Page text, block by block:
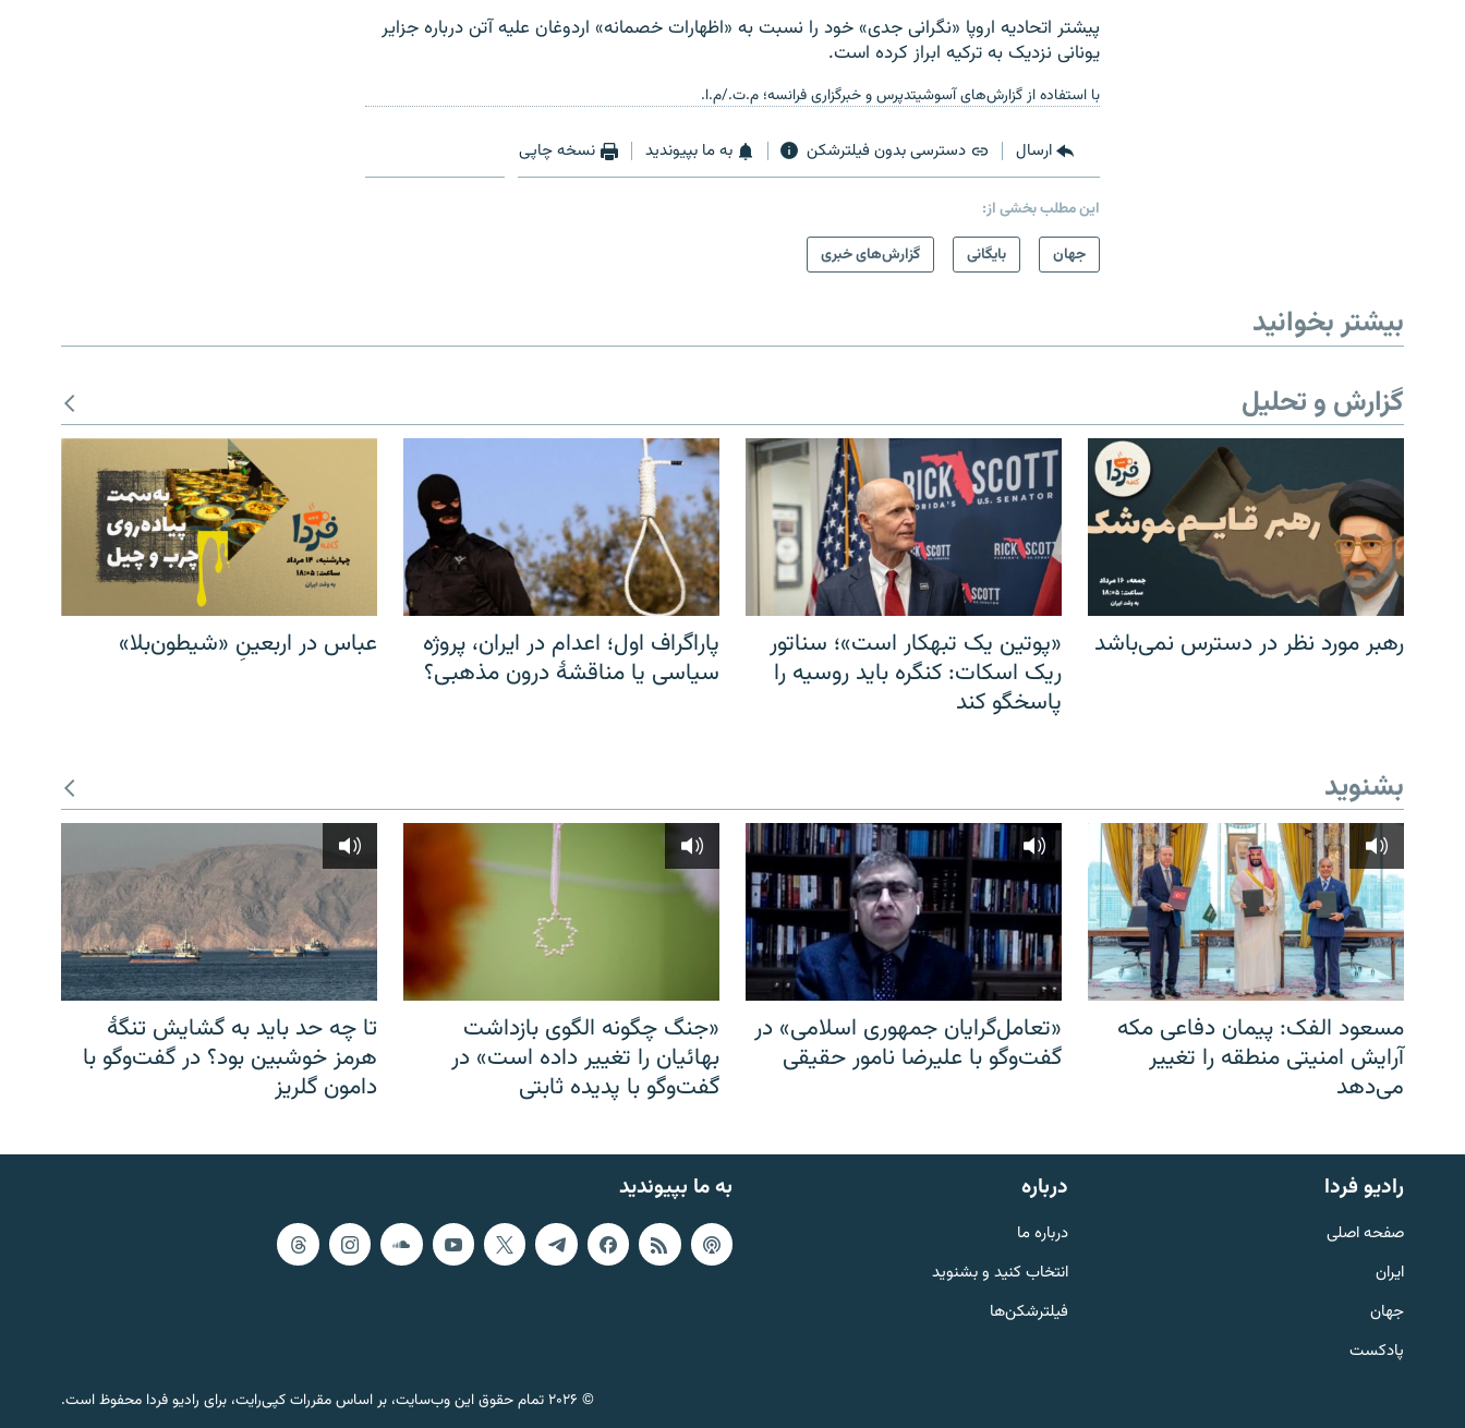
English
به ما بپیوندید
پیشتر اتحادیه اروپا «نگرانی جدی» خود را نسبت به «اظهارات خصمانه» اردوغان علیه آتن درباره جزایر
یونانی نزدیک به ترکیه ابراز کرده است.
با استفاده از گزارش‌های آسوشیتدپرس و خبرگزاری فرانسه؛ م.ت./م.ا.
ارسال دسترسی بدون فیلترشکن به ما بپیوندید نسخه چاپی
این مطلب بخشی از:
جهان
بایگانی گزارش‌های خبری
بیشتر بخوانید
گزارش و تحلیل
رهبر مورد نظر در دسترس نمی‌باشد
«پوتین یک تبهکار است»؛ سناتور
ریک اسکات: کنگره باید روسیه را
پاسخگو کند
پاراگراف اول؛ اعدام در ایران، پروژه
سیاسی یا مناقشهٔ درون مذهبی؟
عباس در اربعینِ «شیطون‌بلا»
بشنوید
مسعود الفک: پیمان دفاعی مکه
آرایش امنیتی منطقه را تغییر
می‌دهد
«تعامل‌گرایان جمهوری اسلامی» در
گفت‌وگو با علیرضا نامور حقیقی
«جنگ چگونه الگوی بازداشت
بهائیان را تغییر داده است» در
گفت‌وگو با پدیده ثابتی
تا چه حد باید به گشایش تنگهٔ
هرمز خوشبین بود؟ در گفت‌وگو با
دامون گلریز
به ما بپیوندید رادیو فردا
صفحه اصلی
ایران
جهان
پادکست
درباره
درباره ما
انتخاب کنید و بشنوید
فیلترشکن‌ها
© ۲۰۲۶ تمام حقوق این وب‌سایت، بر اساس مقررات کپی‌رایت، برای رادیو فردا محفوظ است.